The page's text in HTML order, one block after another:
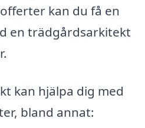
kan du få en
en trädgårdsarkitekt
kan hjälpa dig med
bland annat: